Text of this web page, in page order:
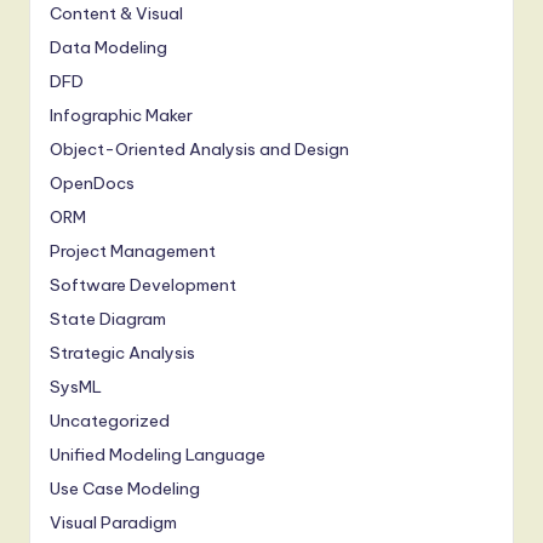
Content & Visual
Data Modeling
DFD
Infographic Maker
Object-Oriented Analysis and Design
OpenDocs
ORM
Project Management
Software Development
State Diagram
Strategic Analysis
SysML
Uncategorized
Unified Modeling Language
Use Case Modeling
Visual Paradigm